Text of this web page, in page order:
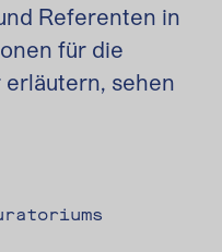
Referenten in
für die
sehen